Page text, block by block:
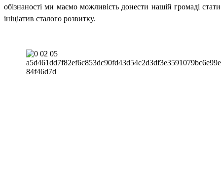
обізнаності ми маємо можливість донести нашій громаді
ініціатив сталого розвитку.